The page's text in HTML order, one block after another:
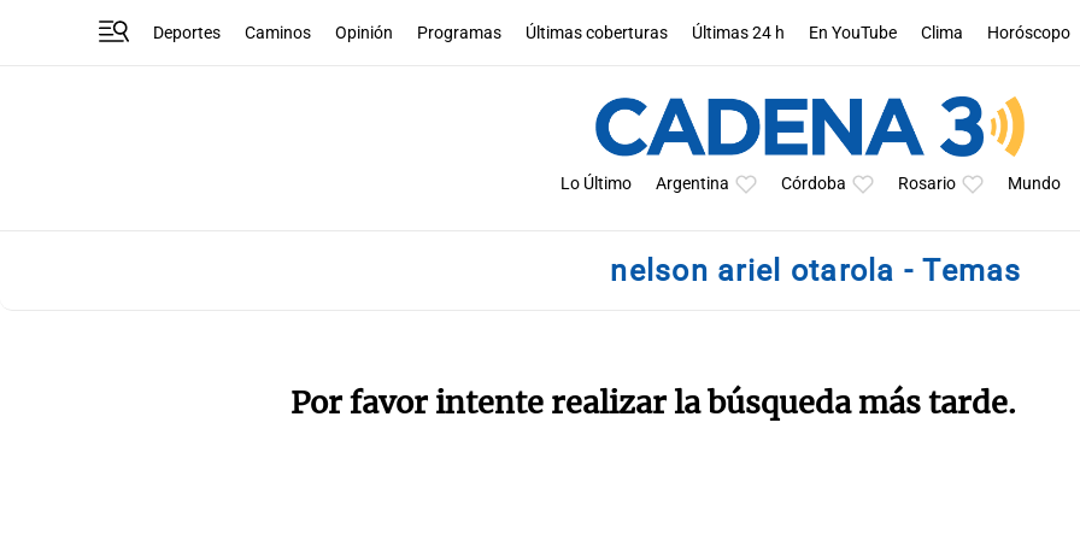
Deportes Caminos Opinión Programas Últimas coberturas Últimas 24 h En YouTube Clima Horóscopo
Lo Último Argentina Córdoba Rosario Mundo
nelson ariel otarola - Temas
Por favor intente realizar la búsqueda más tarde.